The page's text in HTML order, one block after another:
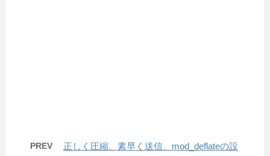
PREV
正しく圧縮、素早く送信、mod_deflateの設